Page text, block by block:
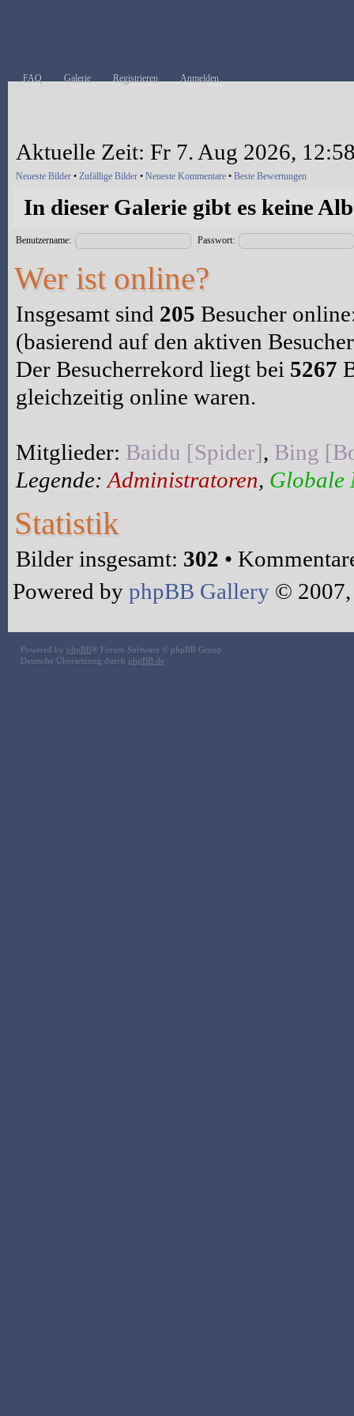
FAQ Galerie Registrieren Anmelden
Aktuelle Zeit: Fr 7. Aug 2026,
Neueste Bilder • Zufällige Bilder • Neueste Kommentare • Beste Bewertungen
In dieser Galerie gibt es keine
Benutzername: Passwort:
Wer ist online?
Insgesamt sind 205 Besucher
(basierend auf den aktiven
Der Besucherrekord liegt bei 5267
gleichzeitig online waren.
Mitglieder: Baidu [Spider], Bing
Legende: Administratoren, Globale
Statistik
Bilder insgesamt: 302 •
Powered by phpBB Gallery ©
Powered by phpBB® Forum Software © phpBB Group
Deutsche Übersetzung durch phpBB.de